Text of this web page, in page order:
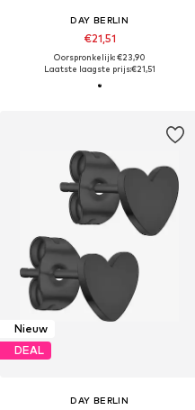
DAY BERLIN
€21,51
Oorspronkelijk: €23,90
Laatste laagste prijs:€21,51
Nieuw
DEAL
DAY BERLIN